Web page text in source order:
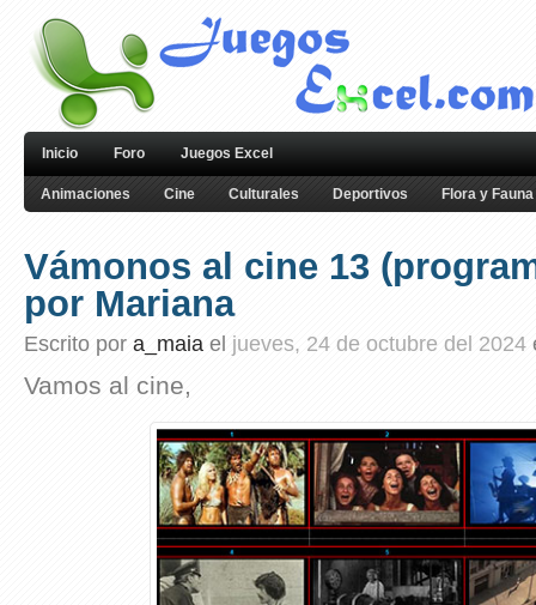
Inicio Foro Juegos Excel
Animaciones Cine Culturales Deportivos Flora y Fauna
Vámonos al cine 13
por Mariana
Escrito por a_maia el jueves, 24 de octubre del 2024
Vamos al cine,